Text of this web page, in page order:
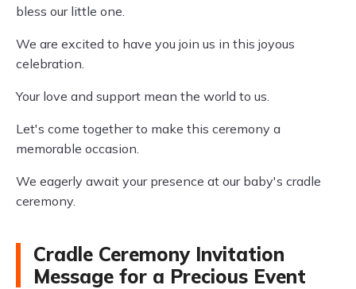
bless our little one.
We are excited to have you join us in this joyous
celebration.
Your love and support mean the world to us.
Let's come together to make this ceremony a
memorable occasion.
We eagerly await your presence at our baby's cradle
ceremony.
Cradle Ceremony Invitation
Message for a Precious Event